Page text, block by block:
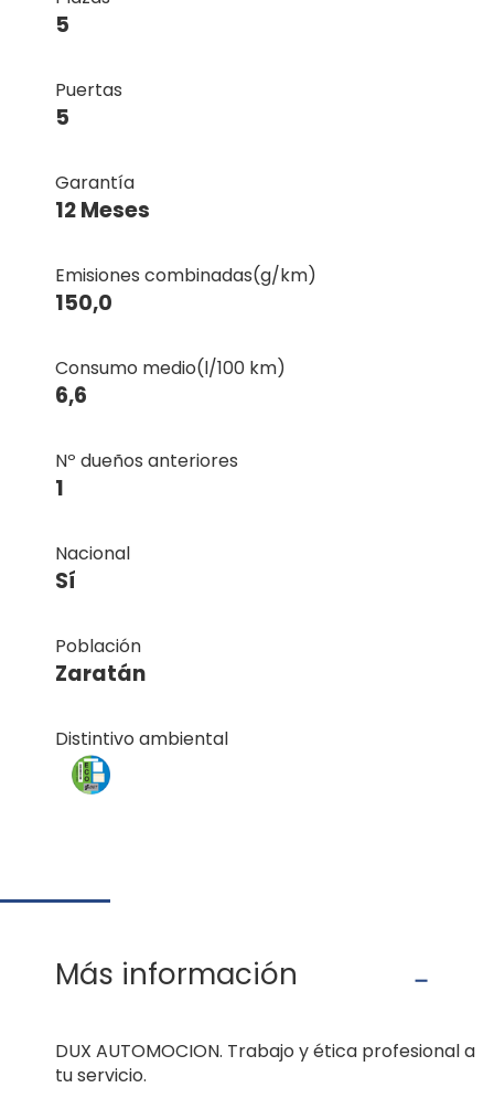
5
Puertas
5
Garantía
12 Meses
Emisiones combinadas(g/km)
150,0
Consumo medio(l/100 km)
6,6
Nº dueños anteriores
1
Nacional
Sí
Población
Zaratán
Distintivo ambiental
Más información
DUX AUTOMOCION. Trabajo y ética profesional a
tu servicio.